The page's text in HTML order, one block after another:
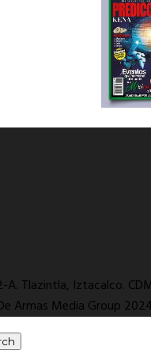
A. Tlazintla, Iztacalco.
Armas Media Group